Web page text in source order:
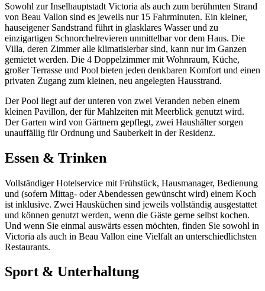
Sowohl zur Inselhauptstadt Victoria als auch zum berühmten Strand
von Beau Vallon sind es jeweils nur 15 Fahrminuten. Ein kleiner,
hauseigener Sandstrand führt in glasklares Wasser und zu
einzigartigen Schnorchelrevieren unmittelbar vor dem Haus. Die
Villa, deren Zimmer alle klimatisierbar sind, kann nur im Ganzen
gemietet werden. Die 4 Doppelzimmer mit Wohnraum, Küche,
großer Terrasse und Pool bieten jeden denkbaren Komfort und einen
privaten Zugang zum kleinen, neu angelegten Hausstrand.
Der Pool liegt auf der unteren von zwei Veranden neben einem
kleinen Pavillon, der für Mahlzeiten mit Meerblick genutzt wird.
Der Garten wird von Gärtnern gepflegt, zwei Haushälter sorgen
unauffällig für Ordnung und Sauberkeit in der Residenz.
Essen & Trinken
Vollständiger Hotelservice mit Frühstück, Hausmanager, Bedienung
und (sofern Mittag- oder Abendessen gewünscht wird) einem Koch
ist inklusive. Zwei Hausküchen sind jeweils vollständig ausgestattet
und können genutzt werden, wenn die Gäste gerne selbst kochen.
Und wenn Sie einmal auswärts essen möchten, finden Sie sowohl in
Victoria als auch in Beau Vallon eine Vielfalt an unterschiedlichsten
Restaurants.
Sport & Unterhaltung